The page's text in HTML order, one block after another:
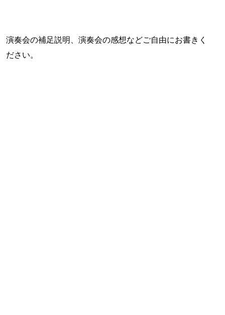
演奏会の補足説明、演奏会の感想などご自由にお書きく
ださい。